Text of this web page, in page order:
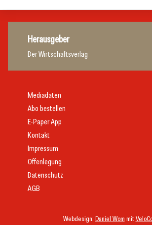
Herausgeber
Der Wirtschaftsverlag
Webdesign: Daniel Wom mit
Mediadaten
Abo bestellen
E-Paper App
Kontakt
Impressum
Offenlegung
Datenschutz
AGB